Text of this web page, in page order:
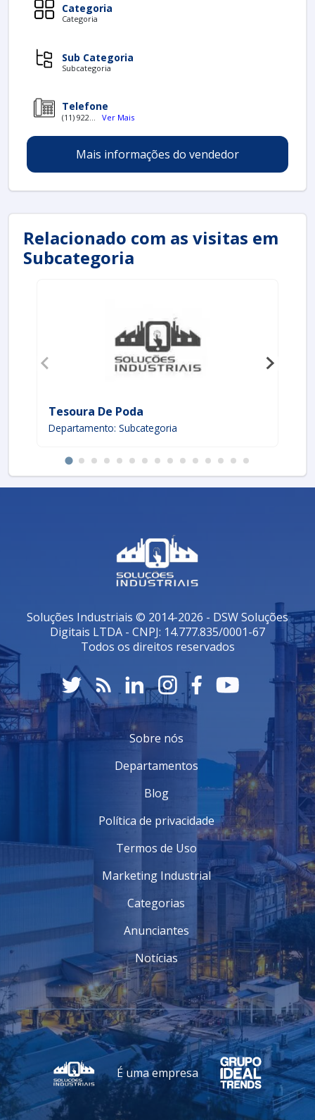
Categoria
Categoria
Sub Categoria
Subcategoria
Telefone
(11) 922... Ver Mais
Mais informações do vendedor
Relacionado com as visitas em
Subcategoria
Tesoura De Poda
Departamento: Subcategoria
Soluções Industriais © 2014-2026 - DSW Soluções
Digitais LTDA - CNPJ: 14.777.835/0001-67
Todos os direitos reservados
Sobre nós
Departamentos
Blog
Política de privacidade
Termos de Uso
Marketing Industrial
Categorias
Anunciantes
Notícias
É uma empresa